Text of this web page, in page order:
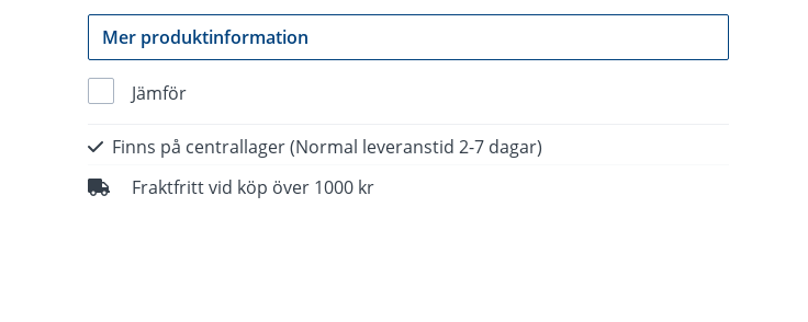
Mer produktinformation
Jämför
Finns på centrallager(Normal leveranstid 2-7 dagar)
Fraktfritt vid köp över 1000 kr